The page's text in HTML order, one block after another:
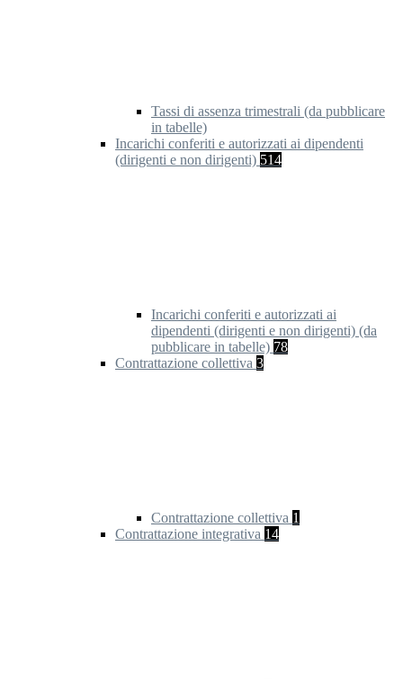
Tassi di assenza trimestrali (da pubblicare
in tabelle)
Incarichi conferiti e autorizzati ai dipendenti
(dirigenti e non dirigenti) 514
Incarichi conferiti e autorizzati ai
dipendenti (dirigenti e non dirigenti) (da
pubblicare in tabelle) 78
Contrattazione collettiva 3
Contrattazione collettiva 1
Contrattazione integrativa 14